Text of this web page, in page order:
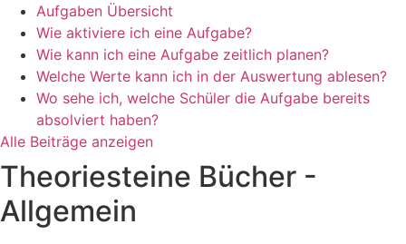
Aufgaben Übersicht
Wie aktiviere ich eine Aufgabe?
Wie kann ich eine Aufgabe zeitlich planen?
Welche Werte kann ich in der Auswertung ablesen?
Wo sehe ich, welche Schüler die Aufgabe bereits
absolviert haben?
Alle Beiträge anzeigen
Theoriesteine Bücher -
Allgemein